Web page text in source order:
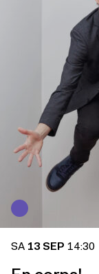
SA 13 SEP 14:30